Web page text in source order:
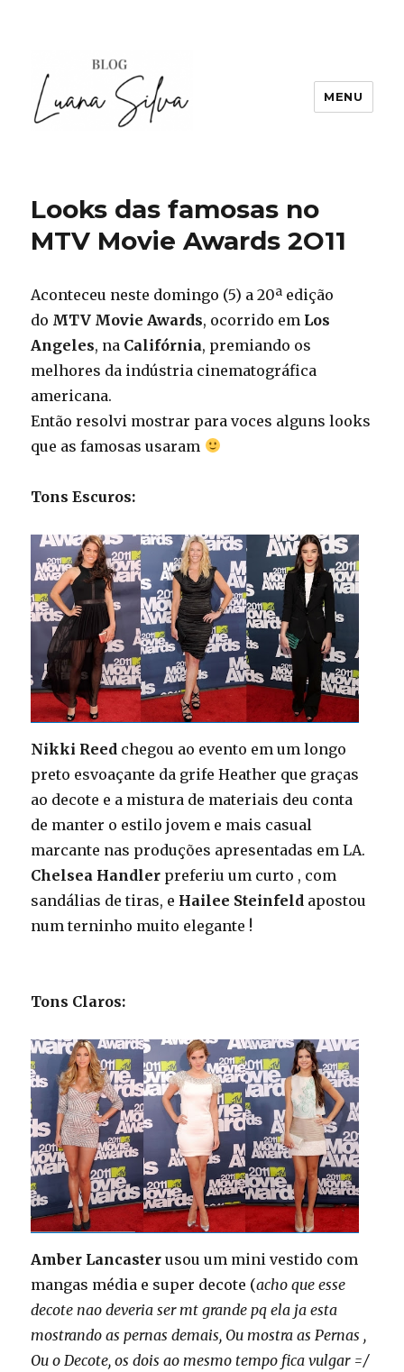
MENU
Looks das famosas no
MTV Movie Awards 2O11
Aconteceu neste domingo (5) a 20ª edição
do MTV Movie Awards, ocorrido em Los
Angeles, na Califórnia, premiando os
melhores da indústria cinematográfica
americana.
Então resolvi mostrar para voces alguns looks
que as famosas usaram
Tons Escuros:
Nikki Reed chegou ao evento em um longo
preto esvoaçante da grife Heather que graças
ao decote e a mistura de materiais deu conta
de manter o estilo jovem e mais casual
marcante nas produções apresentadas em LA.
Chelsea Handler preferiu um curto , com
sandálias de tiras, e Hailee Steinfeld apostou
num terninho muito elegante !
Tons Claros:
Amber Lancasterusou um mini vestido com
mangas média e super decote (acho que esse
decote nao deveria ser mt grande pq ela ja esta
mostrando as pernas demais, Ou mostra as Pernas ,
Ou o Decote, os dois ao mesmo tempo fica vulgar =/